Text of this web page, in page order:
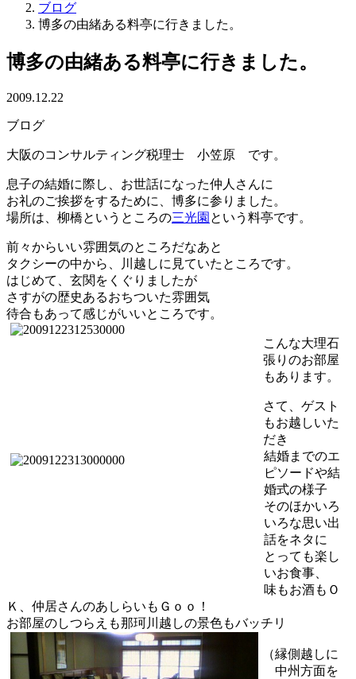
ブログ
博多の由緒ある料亭に行きました。
博多の由緒ある料亭に行きました。
2009.12.22
ブログ
大阪のコンサルティング税理士 小笠原 です。
息子の結婚に際し、お世話になった仲人さんに
お礼のご挨拶をするために、博多に参りました。
場所は、柳橋というところの三光園 という料亭です。
前々からいい雰囲気のところだなあと
タクシーの中から、川越しに見ていたところです。
はじめて、玄関をくぐりましたが
さすがの歴史あるおちついた雰囲気
待合もあって感じがいいところです。
こんな大理石
張りのお部屋
もあります。
さて、ゲスト
もお越しいた
だき
結婚までのエ
ピソードや結
婚式の様子
そのほかいろ
いろな思い出
話をネタに
とっても楽し
いお食事、
味もお酒もＯ
Ｋ、仲居さんのあしらいもＧｏｏ！
お部屋のしつらえも那珂川越しの景色もバッチリ
（縁側越しに
中州方面を